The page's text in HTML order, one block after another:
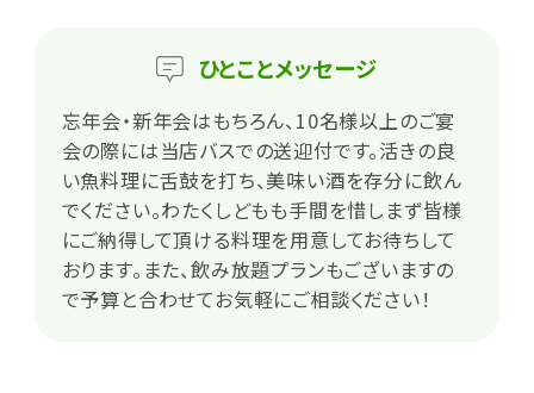
ひとことメッセージ
忘年会・新年会はもちろん、10名様以上のご宴
会の際には当店バスでの送迎付です。活きの良
い魚料理に舌鼓を打ち、美味い酒を存分に飲ん
でください。わたくしどもも手間を惜しまず皆様
にご納得して頂ける料理を用意してお待ちして
おります。また、飲み放題プランもございますの
で予算と合わせてお気軽にご相談ください！